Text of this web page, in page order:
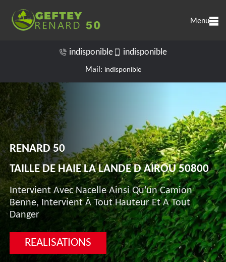
Menu
indisponible indisponible
Mail: indisponible
RENARD 50
TAILLE DE HAIE LA LANDE D AIROU 50800
Intervient Avec Nacelle Ainsi Qu'un Camion
Benne, Intervient À Tout Hauteur Et A Tout
Danger
REALISATIONS